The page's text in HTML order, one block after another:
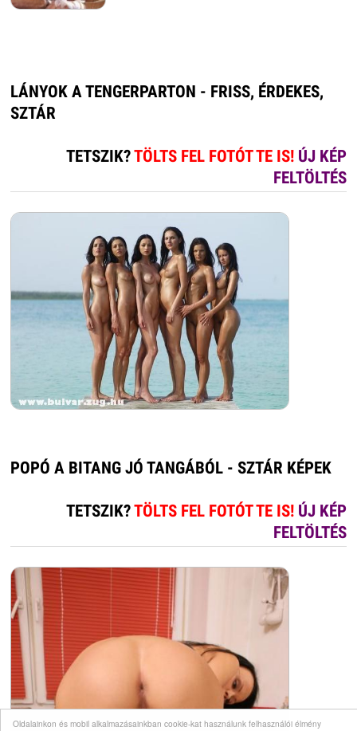
Oldalainkon és mobil alkalmazásainkban cookie-kat használunk felhasználói élmény
LÁNYOK A TENGERPARTON - FRISS, ÉRDEKES,
SZTÁR
TETSZIK?TÖLTS FEL FOTÓT TE IS! ÚJ KÉP
FELTÖLTÉS
POPÓ A BITANG JÓ TANGÁBÓL - SZTÁR KÉPEK
TETSZIK?TÖLTS FEL FOTÓT TE IS! ÚJ KÉP
FELTÖLTÉS